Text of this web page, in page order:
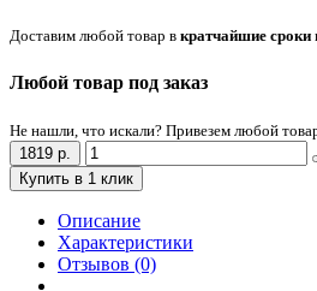
Доставим любой товар в кратчайшие сроки
Любой товар под заказ
Не нашли, что искали? Привезем любой
1819 р.
Купить в 1 клик
Описание
Характеристики
Отзывов (0)